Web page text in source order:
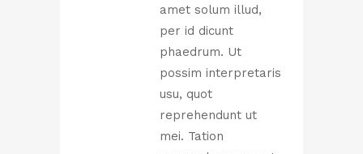
amet solum illud,
per id dicunt
phaedrum. Ut
possim interpretaris
usu, quot
reprehendunt ut
mei. Tation